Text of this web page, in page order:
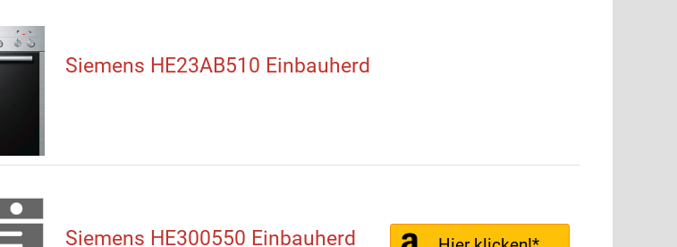
Siemens HE23AB510 Einbauherd
Siemens HE300550 Einbauherd